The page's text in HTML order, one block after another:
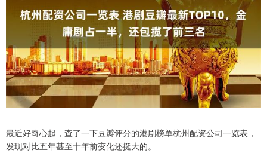
最近好奇心起，查了一下豆瓣评分的港剧榜单杭州配资公司一览表，
发现对比五年甚至十年前变化还挺大的。